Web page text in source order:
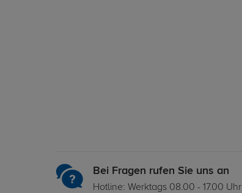
Bei Fragen rufen Sie uns an
Hotline: Werktags 08.00 - 17.00 Uhr